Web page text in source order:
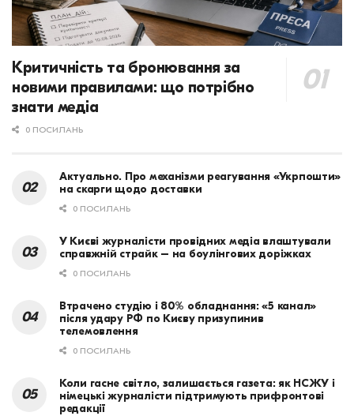
Критичність та бронювання за
новими правилами: що потрібно
знати медіа
0 ПОСИЛАНЬ
Актуально. Про механізми реагування «Укрпошти»
на скарги щодо доставки
0 ПОСИЛАНЬ
У Києві журналісти провідних медіа влаштували
справжній страйк – на боулінгових доріжках
0 ПОСИЛАНЬ
Втрачено студію і 80% обладнання: «5 канал»
після удару РФ по Києву призупинив
телемовлення
0 ПОСИЛАНЬ
Коли гасне світло, залишається газета: як НСЖУ і
німецькі журналісти підтримують прифронтові
редакції